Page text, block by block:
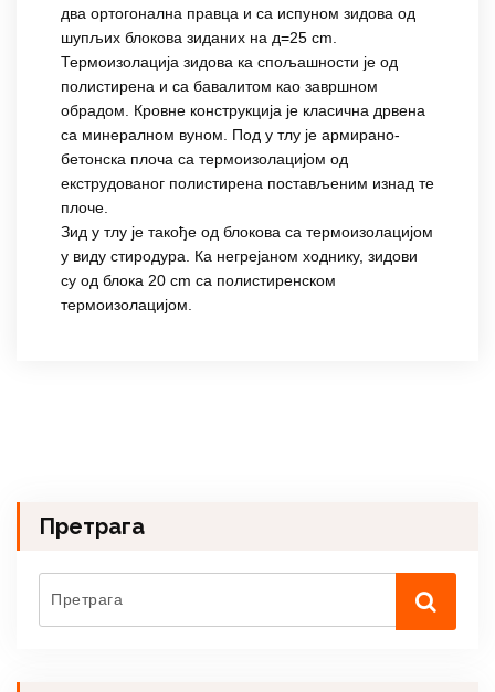
два ортогонална правца и са испуном зидова од
шупљих блокова зиданих на д=25 cm.
Термоизолација зидова ка спољашности је од
полистирена и са бавалитом као завршном
обрадом. Кровне конструкција је класична дрвена
са минералном вуном. Под у тлу је армирано-
бетонска плоча са термоизолацијом од
екструдованог полистирена постављеним изнад те
плоче.
Зид у тлу је такође од блокова са термоизолацијом
у виду стиродура. Ка негрејаном ходнику, зидови
су од блока 20 cm са полистиренском
термоизолацијом.
Претрага